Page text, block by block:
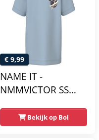
€ 9,99
NAME IT -
NMMVICTOR SS
Jongens - T-shirts
Bekijk op Bol